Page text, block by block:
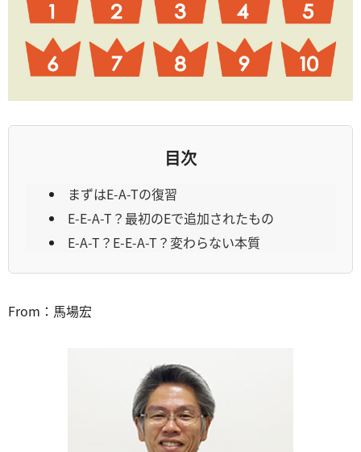
目次
まずはE-A-Tの復習
E-E-A-T？最初のEで追加されたもの
E-A-T？E-E-A-T？変わらない本質
From：馬場宏